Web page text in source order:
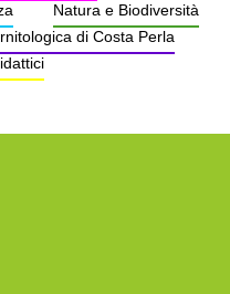
Natura e Biodiversità
di Costa Perla